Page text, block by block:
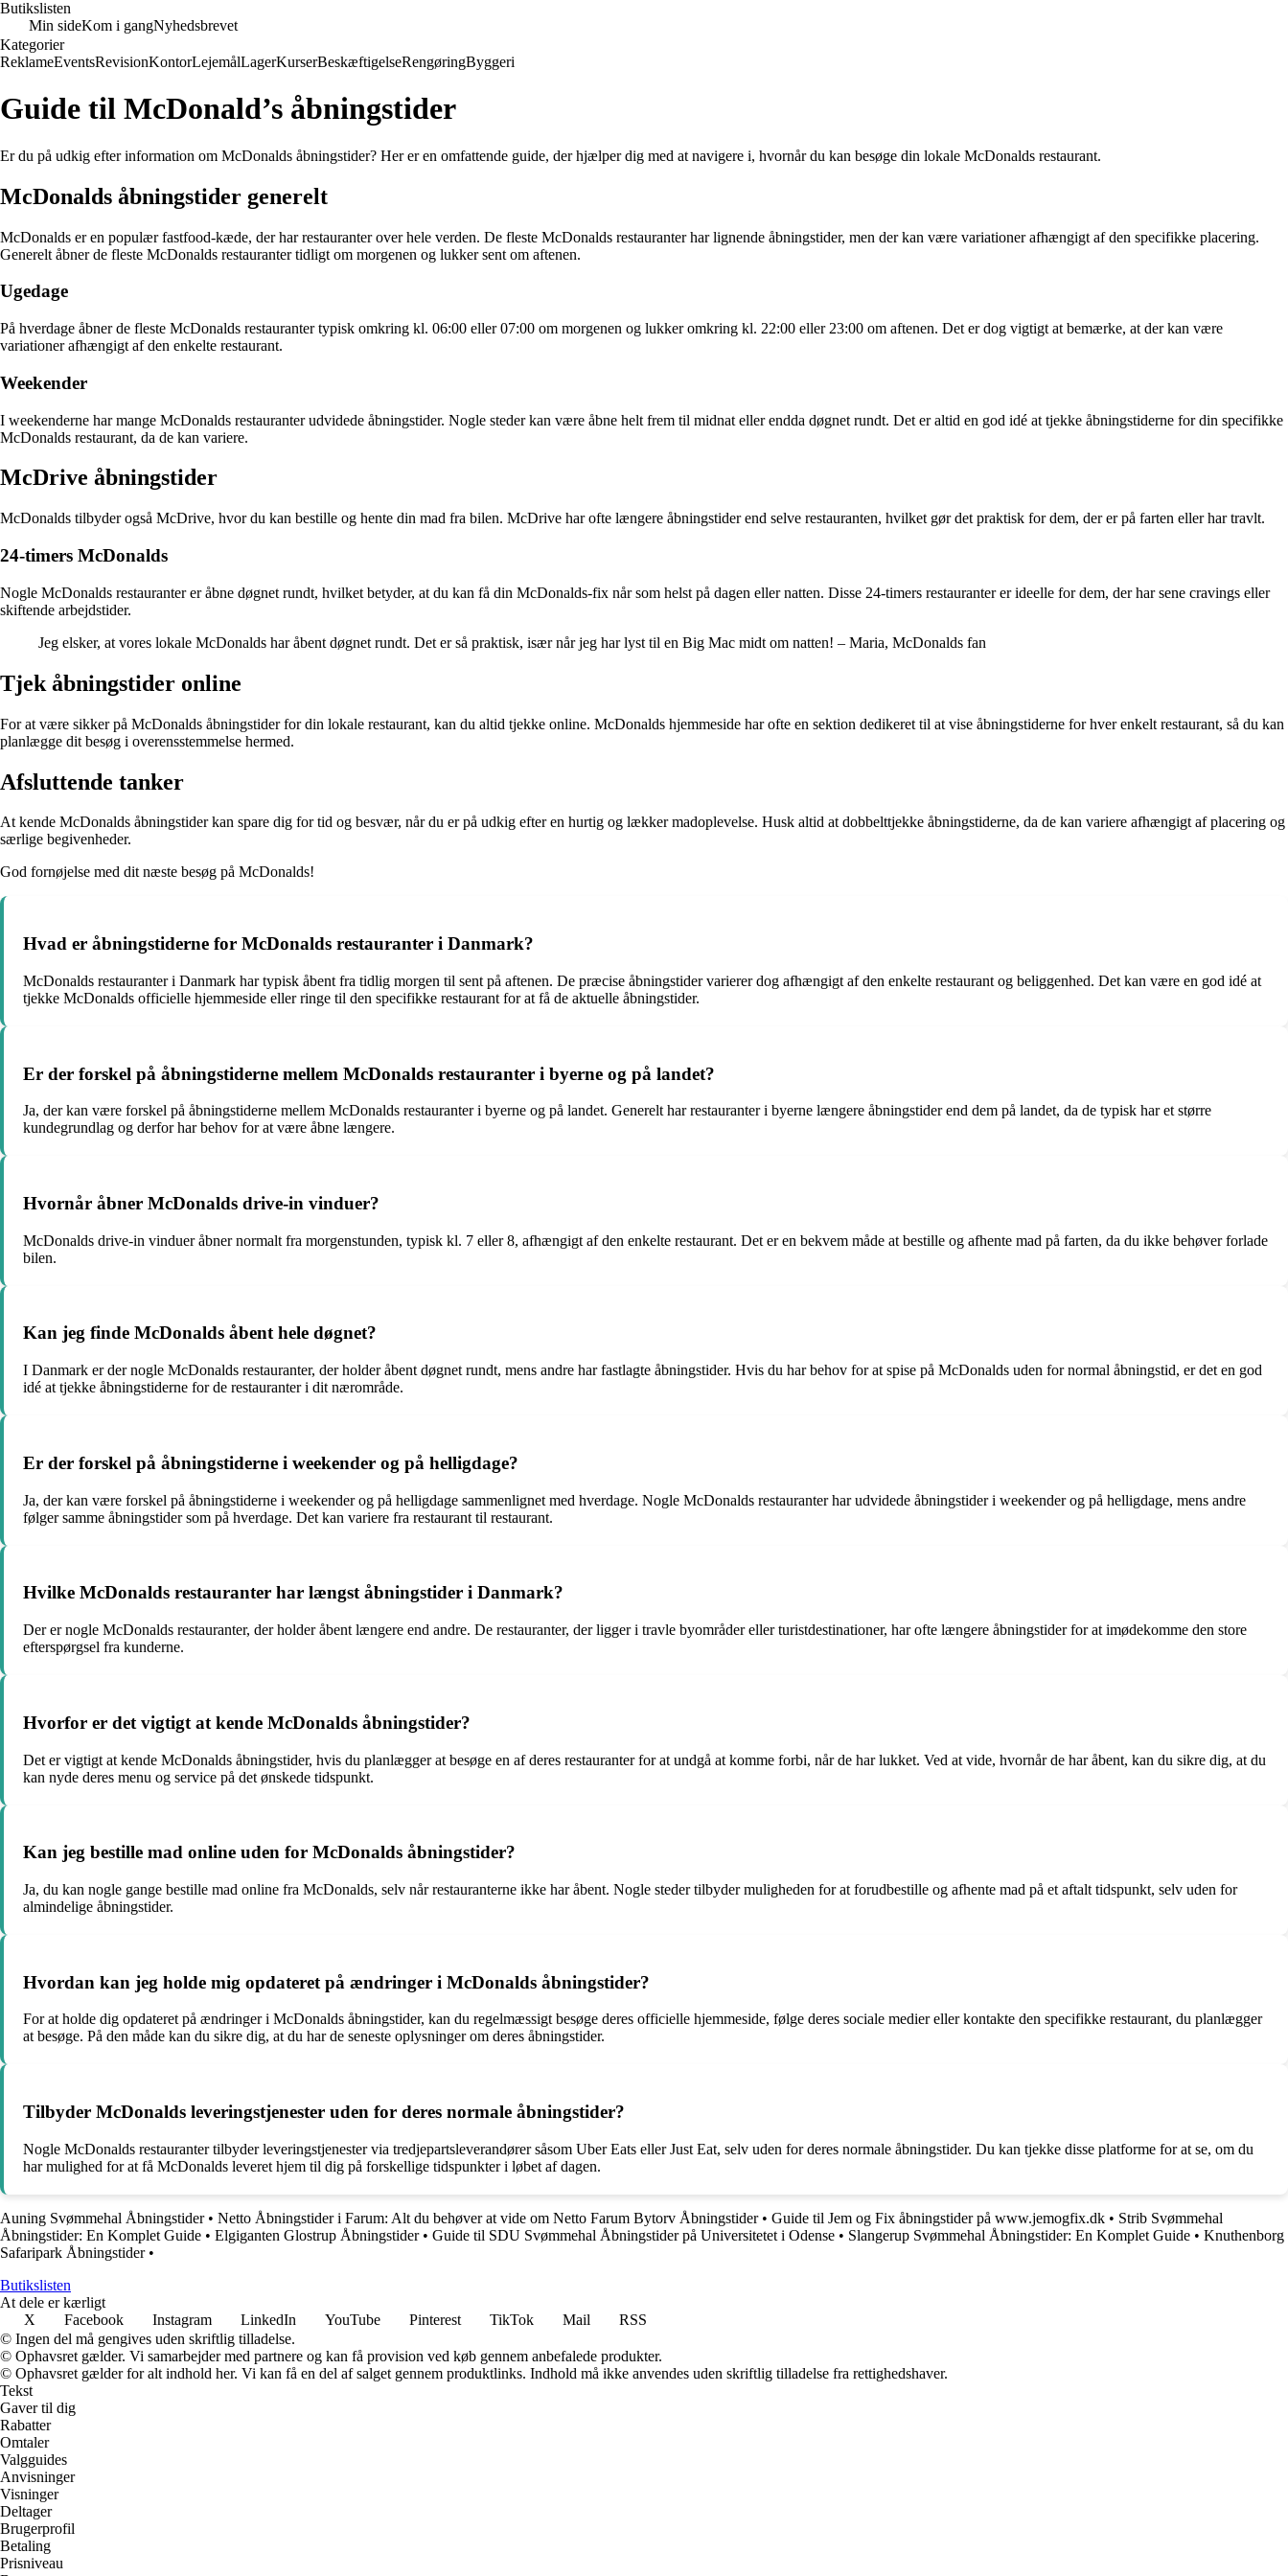
Butikslisten
Min sideKom i gangNyhedsbrevet
Kategorier
ReklameEventsRevisionKontorLejemålLagerKurserBeskæftigelseRengøringByggeri
Guide til McDonald’s åbningstider
Er du på udkig efter information om McDonalds åbningstider? Her er en omfattende guide, der hjælper dig med at navigere i, hvornår du kan besøge din lokale McDonalds restaurant.
McDonalds åbningstider generelt
McDonalds er en populær fastfood-kæde, der har restauranter over hele verden. De fleste McDonalds restauranter har lignende åbningstider, men der kan være variationer afhængigt af den specifikke placering.
Generelt åbner de fleste McDonalds restauranter tidligt om morgenen og lukker sent om aftenen.
Ugedage
På hverdage åbner de fleste McDonalds restauranter typisk omkring kl. 06:00 eller 07:00 om morgenen og lukker omkring kl. 22:00 eller 23:00 om aftenen. Det er dog vigtigt at bemærke, at der kan være
variationer afhængigt af den enkelte restaurant.
Weekender
I weekenderne har mange McDonalds restauranter udvidede åbningstider. Nogle steder kan være åbne helt frem til midnat eller endda døgnet rundt. Det er altid en god idé at tjekke åbningstiderne for din specifikke
McDonalds restaurant, da de kan variere.
McDrive åbningstider
McDonalds tilbyder også McDrive, hvor du kan bestille og hente din mad fra bilen. McDrive har ofte længere åbningstider end selve restauranten, hvilket gør det praktisk for dem, der er på farten eller har travlt.
24-timers McDonalds
Nogle McDonalds restauranter er åbne døgnet rundt, hvilket betyder, at du kan få din McDonalds-fix når som helst på dagen eller natten. Disse 24-timers restauranter er ideelle for dem, der har sene cravings eller
skiftende arbejdstider.
Jeg elsker, at vores lokale McDonalds har åbent døgnet rundt. Det er så praktisk, især når jeg har lyst til en Big Mac midt om natten! – Maria, McDonalds fan
Tjek åbningstider online
For at være sikker på McDonalds åbningstider for din lokale restaurant, kan du altid tjekke online. McDonalds hjemmeside har ofte en sektion dedikeret til at vise åbningstiderne for hver enkelt restaurant, så du kan
planlægge dit besøg i overensstemmelse hermed.
Afsluttende tanker
At kende McDonalds åbningstider kan spare dig for tid og besvær, når du er på udkig efter en hurtig og lækker madoplevelse. Husk altid at dobbelttjekke åbningstiderne, da de kan variere afhængigt af placering og
særlige begivenheder.
God fornøjelse med dit næste besøg på McDonalds!
Hvad er åbningstiderne for McDonalds restauranter i Danmark?
McDonalds restauranter i Danmark har typisk åbent fra tidlig morgen til sent på aftenen. De præcise åbningstider varierer dog afhængigt af den enkelte restaurant og beliggenhed. Det kan være en god idé at
tjekke McDonalds officielle hjemmeside eller ringe til den specifikke restaurant for at få de aktuelle åbningstider.
Er der forskel på åbningstiderne mellem McDonalds restauranter i byerne og på landet?
Ja, der kan være forskel på åbningstiderne mellem McDonalds restauranter i byerne og på landet. Generelt har restauranter i byerne længere åbningstider end dem på landet, da de typisk har et større
kundegrundlag og derfor har behov for at være åbne længere.
Hvornår åbner McDonalds drive-in vinduer?
McDonalds drive-in vinduer åbner normalt fra morgenstunden, typisk kl. 7 eller 8, afhængigt af den enkelte restaurant. Det er en bekvem måde at bestille og afhente mad på farten, da du ikke behøver forlade
bilen.
Kan jeg finde McDonalds åbent hele døgnet?
I Danmark er der nogle McDonalds restauranter, der holder åbent døgnet rundt, mens andre har fastlagte åbningstider. Hvis du har behov for at spise på McDonalds uden for normal åbningstid, er det en god
idé at tjekke åbningstiderne for de restauranter i dit nærområde.
Er der forskel på åbningstiderne i weekender og på helligdage?
Ja, der kan være forskel på åbningstiderne i weekender og på helligdage sammenlignet med hverdage. Nogle McDonalds restauranter har udvidede åbningstider i weekender og på helligdage, mens andre
følger samme åbningstider som på hverdage. Det kan variere fra restaurant til restaurant.
Hvilke McDonalds restauranter har længst åbningstider i Danmark?
Der er nogle McDonalds restauranter, der holder åbent længere end andre. De restauranter, der ligger i travle byområder eller turistdestinationer, har ofte længere åbningstider for at imødekomme den store
efterspørgsel fra kunderne.
Hvorfor er det vigtigt at kende McDonalds åbningstider?
Det er vigtigt at kende McDonalds åbningstider, hvis du planlægger at besøge en af deres restauranter for at undgå at komme forbi, når de har lukket. Ved at vide, hvornår de har åbent, kan du sikre dig, at du
kan nyde deres menu og service på det ønskede tidspunkt.
Kan jeg bestille mad online uden for McDonalds åbningstider?
Ja, du kan nogle gange bestille mad online fra McDonalds, selv når restauranterne ikke har åbent. Nogle steder tilbyder muligheden for at forudbestille og afhente mad på et aftalt tidspunkt, selv uden for
almindelige åbningstider.
Hvordan kan jeg holde mig opdateret på ændringer i McDonalds åbningstider?
For at holde dig opdateret på ændringer i McDonalds åbningstider, kan du regelmæssigt besøge deres officielle hjemmeside, følge deres sociale medier eller kontakte den specifikke restaurant, du planlægger
at besøge. På den måde kan du sikre dig, at du har de seneste oplysninger om deres åbningstider.
Tilbyder McDonalds leveringstjenester uden for deres normale åbningstider?
Nogle McDonalds restauranter tilbyder leveringstjenester via tredjepartsleverandører såsom Uber Eats eller Just Eat, selv uden for deres normale åbningstider. Du kan tjekke disse platforme for at se, om du
har mulighed for at få McDonalds leveret hjem til dig på forskellige tidspunkter i løbet af dagen.
Auning Svømmehal Åbningstider• Netto Åbningstider i Farum: Alt du behøver at vide om Netto Farum Bytorv Åbningstider• Guide til Jem og Fix åbningstider på www.jemogfix.dk • Strib Svømmehal
Åbningstider: En Komplet Guide • Elgiganten Glostrup Åbningstider• Guide til SDU Svømmehal Åbningstider på Universitetet i Odense • Slangerup Svømmehal Åbningstider: En Komplet Guide • Knuthenborg
Safaripark Åbningstider•
Butikslisten
At dele er kærligt
X
Facebook Instagram LinkedIn YouTube Pinterest TikTok Mail
RSS
© Ingen del må gengives uden skriftlig tilladelse.
© Ophavsret gælder. Vi samarbejder med partnere og kan få provision ved køb gennem anbefalede produkter.
© Ophavsret gælder for alt indhold her. Vi kan få en del af salget gennem produktlinks. Indhold må ikke anvendes uden skriftlig tilladelse fra rettighedshaver.
Tekst
Gaver til dig
Rabatter
Omtaler
Valgguides
Anvisninger
Visninger
Deltager
Brugerprofil
Betaling
Prisniveau